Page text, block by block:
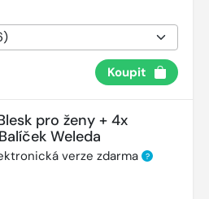
Koupit
pro ženy + 4x
Weleda
verze zdarma ?